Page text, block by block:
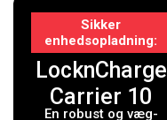
Sikker
enhedsopladning
LocknCharge
Carrier 10
En robust og væg-